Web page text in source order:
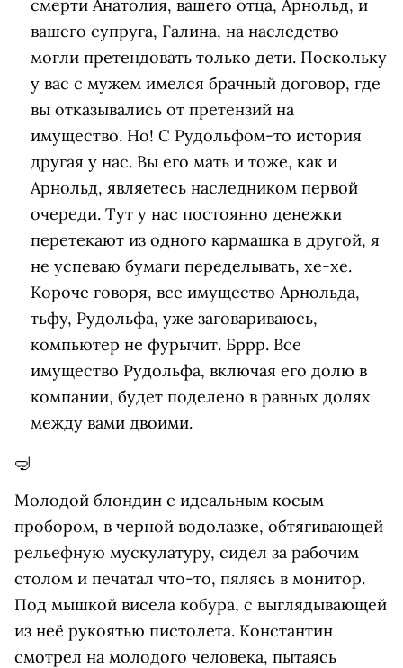
смерти Анатолия, вашего отца, Арнольд, и
вашего супруга, Галина, на наследство
могли претендовать только дети. Поскольку
у вас с мужем имелся брачный договор, где
вы отказывались от претензий на
имущество. Но! С Рудольфом-то история
другая у нас. Вы его мать и тоже, как и
Арнольд, являетесь наследником первой
очереди. Тут у нас постоянно денежки
перетекают из одного кармашка в другой, я
не успеваю бумаги переделывать, хе-хе.
Короче говоря, все имущество Арнольда,
тьфу, Рудольфа, уже заговариваюсь,
компьютер не фурычит. Бррр. Все
имущество Рудольфа, включая его долю в
компании, будет поделено в равных долях
между вами двоими.
🤿
Молодой блондин с идеальным косым
пробором, в черной водолазке, обтягивающей
рельефную мускулатуру, сидел за рабочим
столом и печатал что-то, пялясь в монитор.
Под мышкой висела кобура, с выглядывающей
из неё рукоятью пистолета. Константин
смотрел на молодого человека, пытаясь